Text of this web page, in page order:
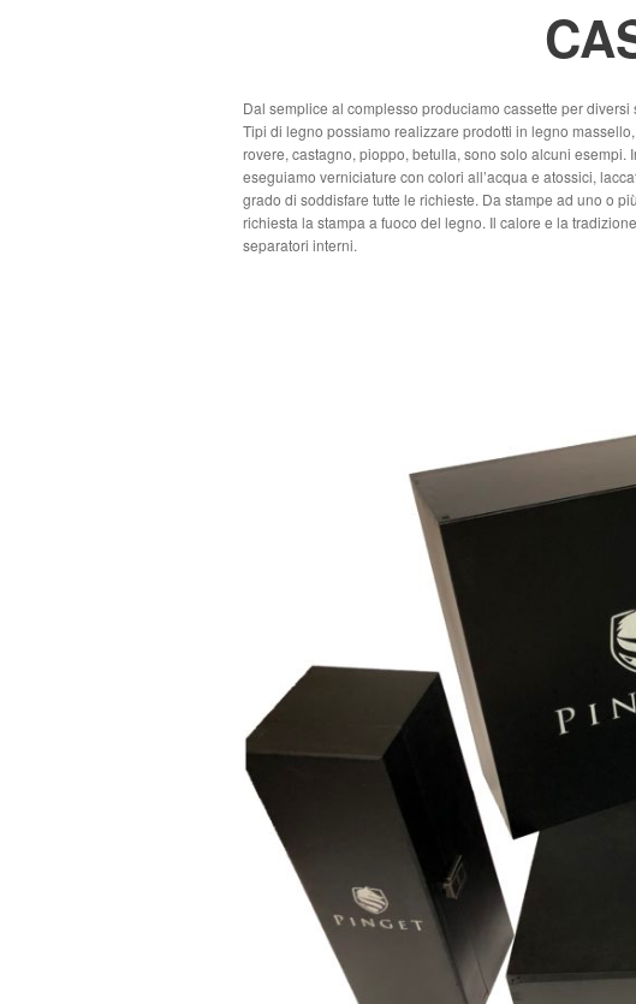
Dal semplice al complesso produciamo cassette per
Tipi di legno possiamo realizzare prodotti in legno
rovere, castagno, pioppo, betulla, sono solo alcuni
eseguiamo verniciature con colori all’acqua e atossici,
grado di soddisfare tutte le richieste. Da stampe ad uno o
richiesta la stampa a fuoco del legno. Il calore e la
separatori interni.